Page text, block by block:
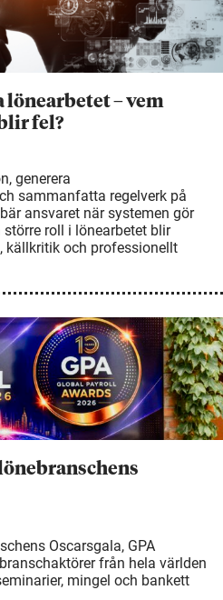
– vem
fel?
generera
sammanfatta regelverk på
ansvaret när systemen gör
roll i lönearbetet blir
källkritik och professionellt
Oscarsgala, GPA
från hela världen
mingel och bankett